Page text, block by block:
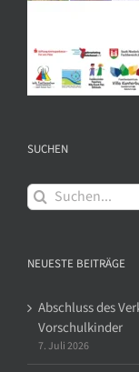
SUCHEN
Suche
nach:
NEUESTE BEITRÄGE
Abschluss des
Vorschulkinder
7. Juli 2026